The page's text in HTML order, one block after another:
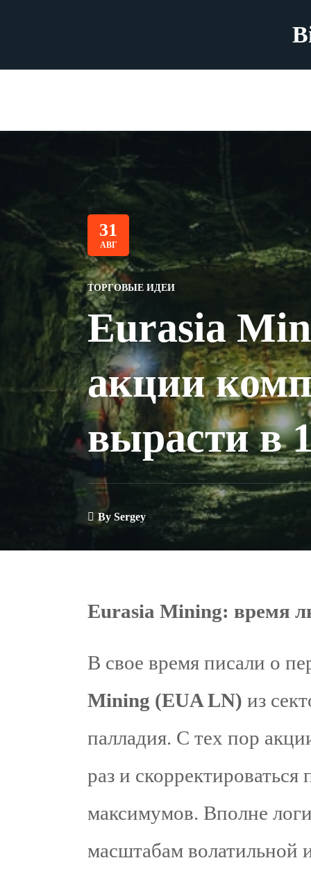
31
АВГ
ТОРГОВЫЕ ИДЕИ
Eurasia
акции
вырасти в
By Sergey
Eurasia Mining: время
В свое время писали о
Mining (EUA LN) из
палладия. С тех пор
раз и
максимумов. Вполне
масштабам волатильной